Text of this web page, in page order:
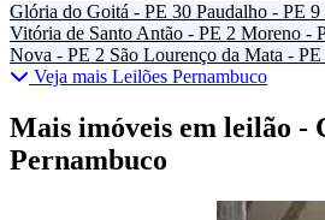
Glória do Goitá - PE 30 Paudalho - PE 9
Vitória de Santo Antão - PE 2 Moreno -
Nova - PE 2 São Lourenço da Mata - PE
Veja mais Leilões Pernambuco
Mais imóveis em leilão -
Pernambuco